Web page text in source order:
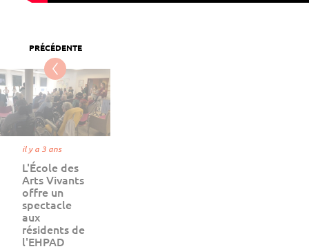
L'École des
Arts Vivants
offre un
spectacle
aux
résidents de
l'EHPAD
il y a 3 ans